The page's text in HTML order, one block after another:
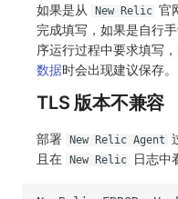
如果是从 New Relic 官
完成填写，如果是自行
序运行过程中要求填写，
数据时会出现建议保存。
TLS 版本不兼容
部署 New Relic Agent
且在
New Relic 日志中